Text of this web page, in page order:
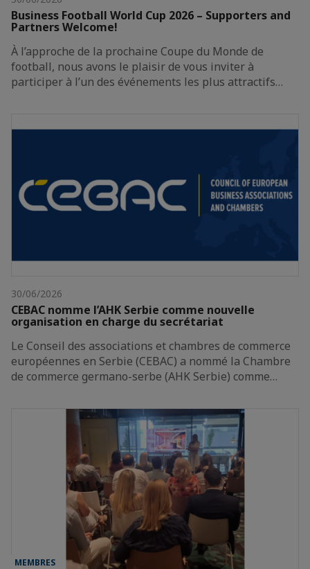
Business Football World Cup 2026 – Supporters and
Partners Welcome!
À l’approche de la prochaine Coupe du Monde de
football, nous avons le plaisir de vous inviter à
participer à l’un des événements les plus attractifs…
30/06/2026
CEBAC nomme l’AHK Serbie comme nouvelle
organisation en charge du secrétariat
Le Conseil des associations et chambres de commerce
européennes en Serbie (CEBAC) a nommé la Chambre
de commerce germano-serbe (AHK Serbie) comme…
MEMBRES